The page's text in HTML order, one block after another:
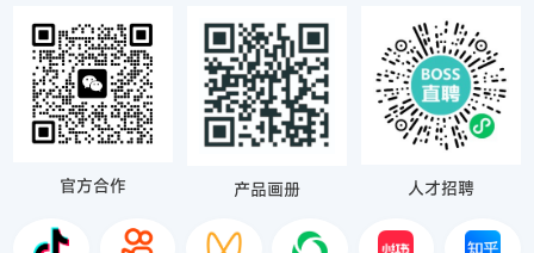
官方合作 产品画册 人才招聘